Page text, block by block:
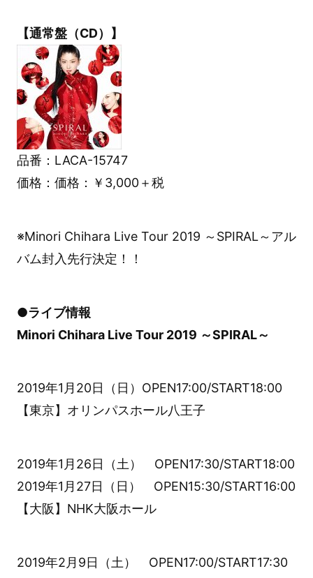
【通常盤（CD）】
品番：LACA-15747
価格：価格：￥3,000＋税
※Minori Chihara Live Tour 2019 ～SPIRAL～アル
バム封入先行決定！！
●ライブ情報
Minori Chihara Live Tour 2019 ～SPIRAL～
2019年1月20日（日）OPEN17:00/START18:00
【東京】オリンパスホール八王子
2019年1月26日（土） OPEN17:30/START18:00
2019年1月27日（日） OPEN15:30/START16:00
【大阪】NHK大阪ホール
2019年2月9日（土） OPEN17:00/START17:30